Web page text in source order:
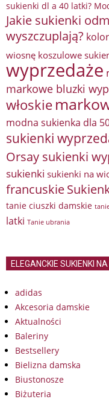
sukienki dl a 40 latki?
Jakie sukienki
wyszczuplają?
wiosnę koszulowe
wyprzedaże
markowe bluzki
włoskie
modna sukienka dla
sukienki
Orsay sukienki
sukienki sukienki na
francuskie
tanie ciuszki damskie
latki Tanie ubrania
ELEGANCKIE SUKIENKI
adidas
Akcesoria damskie
Aktualności
Baleriny
Bestsellery
Bielizna damska
Biustonosze
Biżuteria